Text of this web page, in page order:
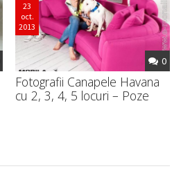
23
oct.
2013
0
Fotografii Canapele Havana
cu 2, 3, 4, 5 locuri – Poze